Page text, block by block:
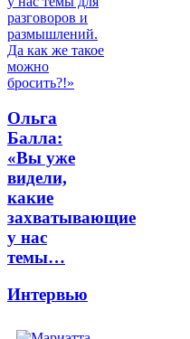
Ольга
Балла:
«Вы уже
видели,
какие
захватывающие
у нас
темы…
Интервью